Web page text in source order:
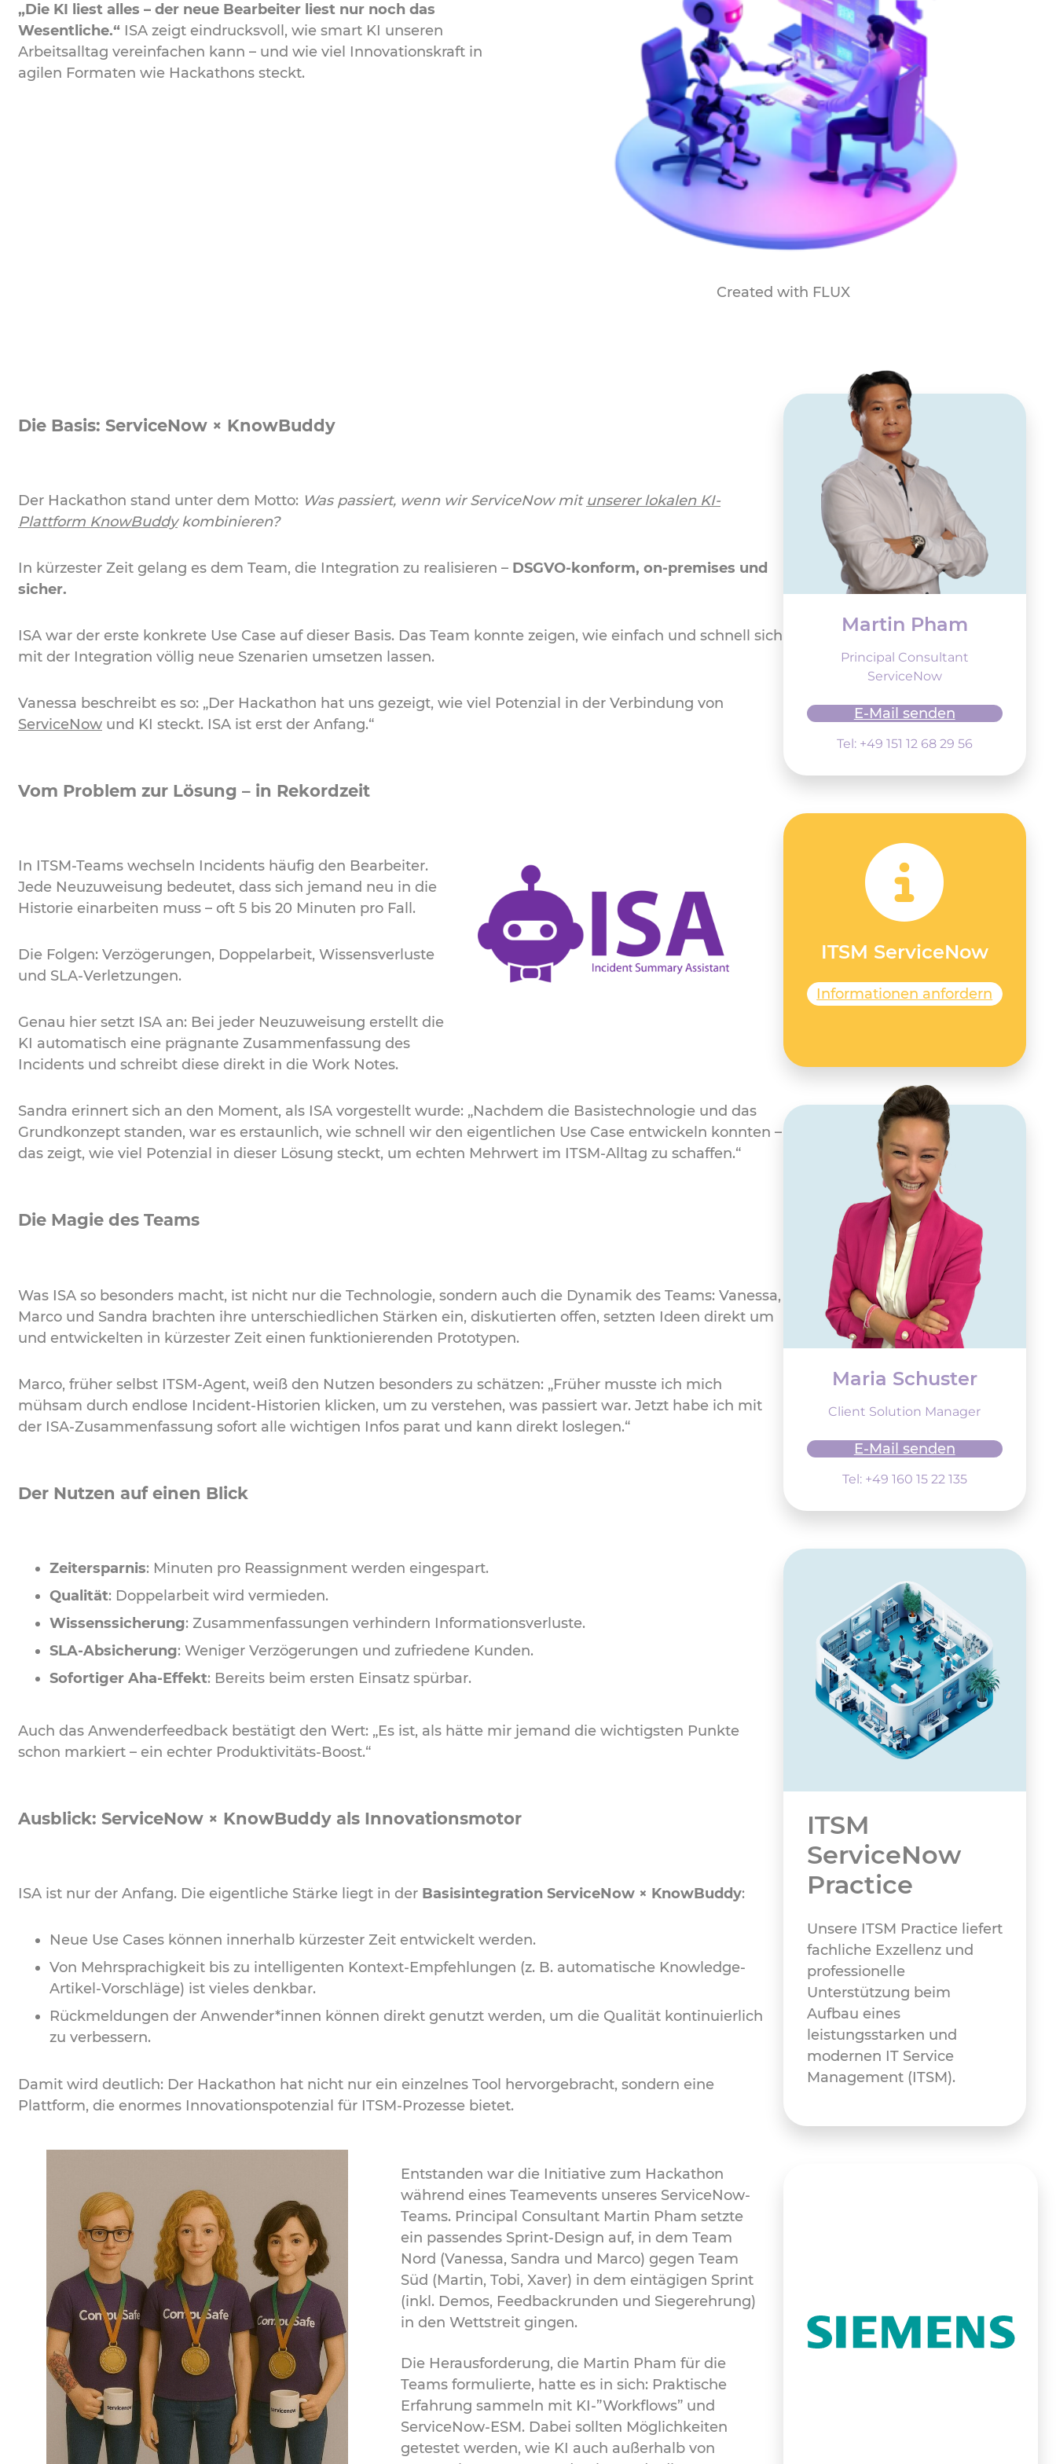
„Die KI liest alles – der neue Bearbeiter liest nur noch das
Wesentliche.“ ISA zeigt eindrucksvoll, wie smart KI unseren
Arbeitsalltag vereinfachen kann – und wie viel Innovationskraft in
agilen Formaten wie Hackathons steckt.
Created with FLUX
Die Basis: ServiceNow × KnowBuddy
Der Hackathon stand unter dem Motto: Was passiert, wenn wir ServiceNow mit unserer lokalen KI-
Plattform KnowBuddykombinieren?
In kürzester Zeit gelang es dem Team, die Integration zu realisieren – DSGVO-konform, on-premises und
sicher.
ISA war der erste konkrete Use Case auf dieser Basis. Das Team konnte zeigen, wie einfach und schnell sich
mit der Integration völlig neue Szenarien umsetzen lassen.
Vanessa beschreibt es so: „Der Hackathon hat uns gezeigt, wie viel Potenzial in der Verbindung von
ServiceNow und KI steckt. ISA ist erst der Anfang.“
Vom Problem zur Lösung – in Rekordzeit
In ITSM-Teams wechseln Incidents häufig den Bearbeiter.
Jede Neuzuweisung bedeutet, dass sich jemand neu in die
Historie einarbeiten muss – oft 5 bis 20 Minuten pro Fall.
Die Folgen: Verzögerungen, Doppelarbeit, Wissensverluste
und SLA-Verletzungen.
Genau hier setzt ISA an: Bei jeder Neuzuweisung erstellt die
KI automatisch eine prägnante Zusammenfassung des
Incidents und schreibt diese direkt in die Work Notes.
Sandra erinnert sich an den Moment, als ISA vorgestellt wurde: „Nachdem die Basistechnologie und das
Grundkonzept standen, war es erstaunlich, wie schnell wir den eigentlichen Use Case entwickeln konnten –
das zeigt, wie viel Potenzial in dieser Lösung steckt, um echten Mehrwert im ITSM-Alltag zu schaffen.“
Die Magie des Teams
Was ISA so besonders macht, ist nicht nur die Technologie, sondern auch die Dynamik des Teams: Vanessa,
Marco und Sandra brachten ihre unterschiedlichen Stärken ein, diskutierten offen, setzten Ideen direkt um
und entwickelten in kürzester Zeit einen funktionierenden Prototypen.
Marco, früher selbst ITSM-Agent, weiß den Nutzen besonders zu schätzen: „Früher musste ich mich
mühsam durch endlose Incident-Historien klicken, um zu verstehen, was passiert war. Jetzt habe ich mit
der ISA-Zusammenfassung sofort alle wichtigen Infos parat und kann direkt loslegen.“
Der Nutzen auf einen Blick
Zeitersparnis: Minuten pro Reassignment werden eingespart.
Qualität: Doppelarbeit wird vermieden.
Wissenssicherung: Zusammenfassungen verhindern Informationsverluste.
SLA-Absicherung: Weniger Verzögerungen und zufriedene Kunden.
Sofortiger Aha-Effekt: Bereits beim ersten Einsatz spürbar.
Auch das Anwenderfeedback bestätigt den Wert: „Es ist, als hätte mir jemand die wichtigsten Punkte
schon markiert – ein echter Produktivitäts-Boost.“
Ausblick: ServiceNow × KnowBuddy als Innovationsmotor
ISA ist nur der Anfang. Die eigentliche Stärke liegt in der Basisintegration ServiceNow × KnowBuddy:
Neue Use Cases können innerhalb kürzester Zeit entwickelt werden.
Von Mehrsprachigkeit bis zu intelligenten Kontext-Empfehlungen (z. B. automatische Knowledge-
Artikel-Vorschläge) ist vieles denkbar.
Rückmeldungen der Anwender*innen können direkt genutzt werden, um die Qualität kontinuierlich
zu verbessern.
Damit wird deutlich: Der Hackathon hat nicht nur ein einzelnes Tool hervorgebracht, sondern eine
Plattform, die enormes Innovationspotenzial für ITSM-Prozesse bietet.
Entstanden war die Initiative zum Hackathon
während eines Teamevents unseres ServiceNow-
Teams. Principal Consultant Martin Pham setzte
ein passendes Sprint-Design auf, in dem Team
Nord (Vanessa, Sandra und Marco) gegen Team
Süd (Martin, Tobi, Xaver) in dem eintägigen Sprint
(inkl. Demos, Feedbackrunden und Siegerehrung)
in den Wettstreit gingen.
Die Herausforderung, die Martin Pham für die
Teams formulierte, hatte es in sich: Praktische
Erfahrung sammeln mit KI-”Workflows” und
ServiceNow-ESM. Dabei sollten Möglichkeiten
getestet werden, wie KI auch außerhalb von
Martin Pham
Principal Consultant
ServiceNow
E-Mail senden
Tel: +49 151 12 68 29 56
ITSM ServiceNow
Informationen anfordern
Maria Schuster
Client Solution Manager
E-Mail senden
Tel: +49 160 15 22 135
ITSM
ServiceNow
Practice
Unsere ITSM Practice liefert
fachliche Exzellenz und
professionelle
Unterstützung beim
Aufbau eines
leistungsstarken und
modernen IT Service
Management (ITSM).